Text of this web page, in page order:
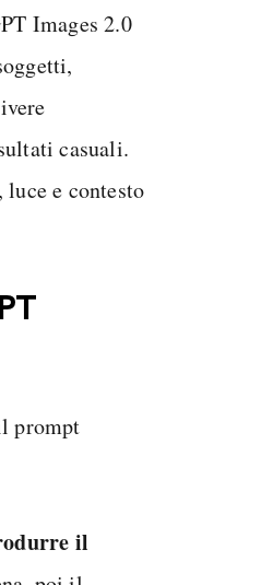
Images 2.0
casuali.
e contesto
prompt
il